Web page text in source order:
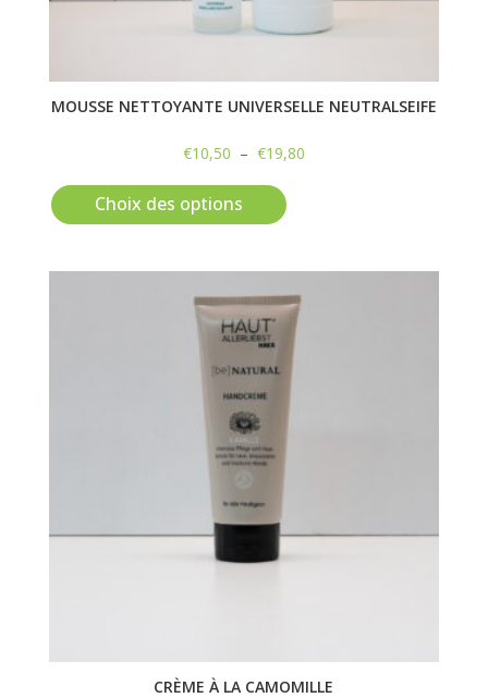
MOUSSE NETTOYANTE UNIVERSELLE NEUTRALSEIFE
€10,50 – €19,80Plage
€19,80
Choix des options
variations.
Les
options
peuvent
CRÈME À LA CAMOMILLE